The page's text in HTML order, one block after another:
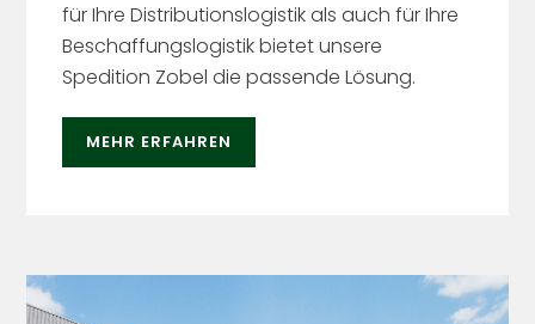
für Ihre Distributionslogistik als auch für Ihre
Beschaffungslogistik bietet unsere
Spedition Zobel die passende Lösung.
MEHR ERFAHREN